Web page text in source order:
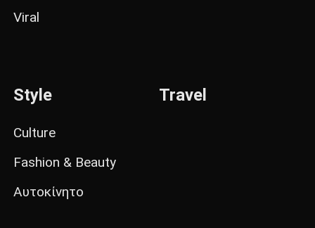
Viral
Style
Culture
Fashion & Beauty
Αυτοκίνητο
Travel